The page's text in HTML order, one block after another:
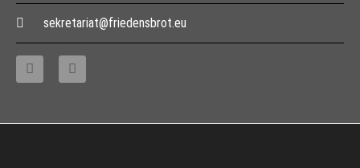
sekretariat@friedensbrot.eu